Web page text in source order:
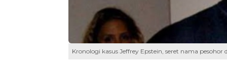
Kronologi kasus Jeffrey Epstein, seret nama pesohor